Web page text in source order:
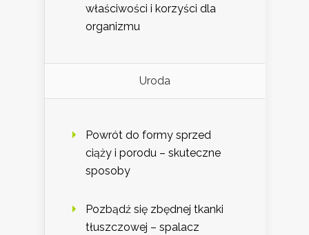
właściwości i korzyści dla
organizmu
Uroda
Powrót do formy sprzed
ciąży i porodu – skuteczne
sposoby
Pozbądź się zbędnej tkanki
tłuszczowej – spalacz